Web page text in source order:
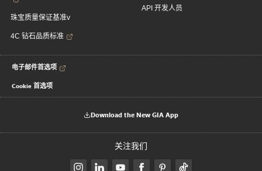
珠宝质量保证基准v
4C 钻石品质标准
API 开发人员
电子邮件首选项
Cookie 首选项
Download the New GIA App
关注我们